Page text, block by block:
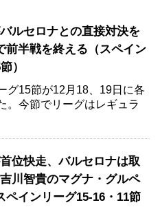
ルセロナとの直接対決を
前半戦を終える（スペイン
）
グ15節が12月18、19日に各
。今節でリーグはレギュラ
位快走、バルセロナは取
川智貴のマグナ・グルペ
ペインリーグ15-16・11節